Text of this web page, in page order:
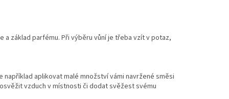
základ parfému. Při výběru vůní je třeba vzít v potaz,
například aplikovat malé množství vámi navržené směsi
vzduch v místnosti či dodat svěžest svému